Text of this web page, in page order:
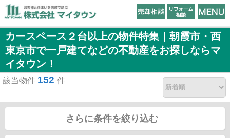
カースペース２台以上の物件特集｜朝霞市・西
東京市で一戸建てなどの不動産をお探しならマ
イタウン！
該当物件 152 件
さらに条件を絞り込む